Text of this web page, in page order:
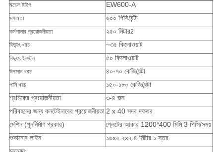
মডেল টাইপ EW600-A
সক্ষমতা ৬০০ পিসি/ঘন্টা
কর্মশালার প্রয়োজনীয়তা ২৫০ মিটার2
বিদ্যুৎ খরচ ~৩৫ কিলোওয়াট
বিদ্যুৎ ইনস্টল ৫০ কিলোওয়াট
উপাদান খরচ ৪০-৭০ কেজি/ঘন্টা
পানি খরচ
১৫০-১৮০ কেজি/ঘন্টা
শ্রমিকের প্রয়োজনীয়তা
৩-৪ জন
পরিবহনের জন্য কনটেইনারের প্রয়োজনীয়তা2 x 40 সদর দফতর
মেশিন (পুনর্নির্মাণ প্রকার)
প্লেটের আকার 1200*400 মিমি 3 পিসি/সময়
শুকানোর লাইন
১৬x২.২x২.৪ মিটার ১ স্তর